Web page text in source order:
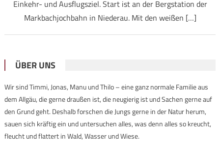
Einkehr- und Ausflugsziel. Start ist an der Bergstation der
Markbachjochbahn in Niederau. Mit den weißen […]
ÜBER UNS
Wir sind Timmi, Jonas, Manu und Thilo – eine ganz normale Familie aus
dem Allgäu, die gerne draußen ist, die neugierig ist und Sachen gerne auf
den Grund geht. Deshalb forschen die Jungs gerne in der Natur herum,
sauen sich kräftig ein und untersuchen alles, was denn alles so kreucht,
fleucht und flattert in Wald, Wasser und Wiese.